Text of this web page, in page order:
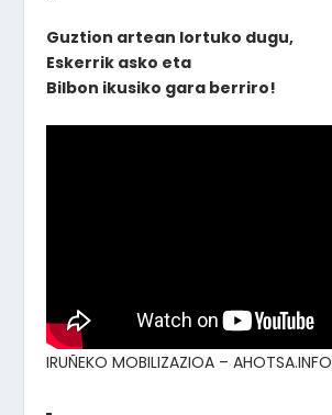
Guztion artean lortuko dugu,
Eskerrik asko eta
Bilbon ikusiko gara berriro!
IRUÑEKO MOBILIZAZIOA – AHOTSA.INFO